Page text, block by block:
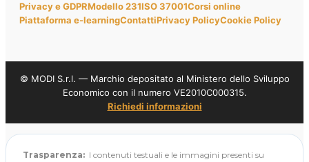
Privacy e GDPRModello 231ISO 37001Corsi online
Piattaforma e-learningContattiPrivacy PolicyCookie Policy
© MODI S.r.l. — Marchio depositato al Ministero dello Sviluppo
Economico con il numero VE2010C000315.
Richiedi informazioni
Trasparenza: I contenuti testuali e le immagini presenti su